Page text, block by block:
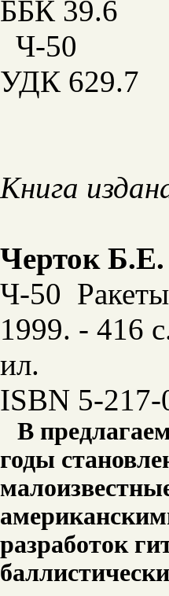
ББК 39.6
Ч-50
УДК 629.7
Книга
Черток Б.Е.
Ч-50
1999. - 416
ил.
ISBN 5-
В
годы
разработок